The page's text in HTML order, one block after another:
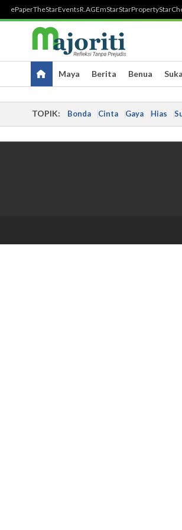
ePaperTheStarEventsR.AGEmStarStarProperty
Maya Berita Benua
TOPIK: Bonda Cinta Gaya Hias